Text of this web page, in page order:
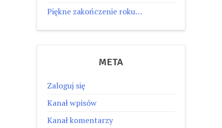
Piękne zakończenie roku…
META
Zaloguj się
Kanał wpisów
Kanał komentarzy